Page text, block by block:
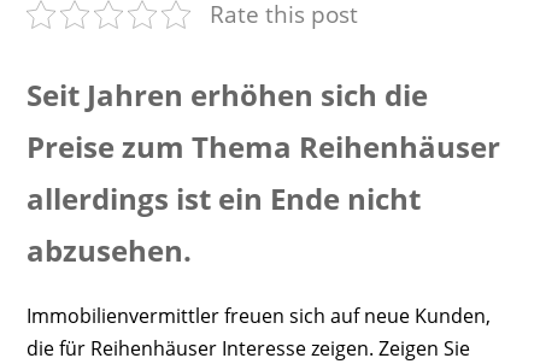
Rate this post
Seit Jahren erhöhen sich die
Preise zum Thema Reihenhäuser
allerdings ist ein Ende nicht
abzusehen.
Immobilienvermittler freuen sich auf neue Kunden,
die für Reihenhäuser Interesse zeigen. Zeigen Sie